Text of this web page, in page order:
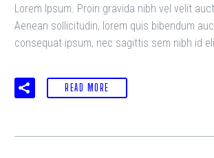
Lorem Ipsum. Proin gravida nibh vel velit
Aenean sollicitudin, lorem quis bibendum
consequat ipsum, nec sagittis sem nibh id
READ MORE